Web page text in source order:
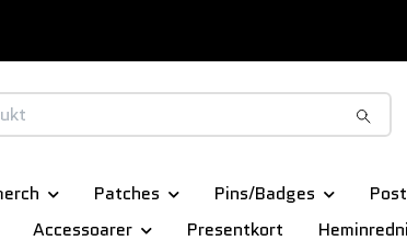
Patches Pins/Badges
Accessoarer Presentkort